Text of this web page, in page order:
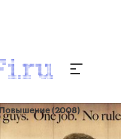
Повышение (2008)